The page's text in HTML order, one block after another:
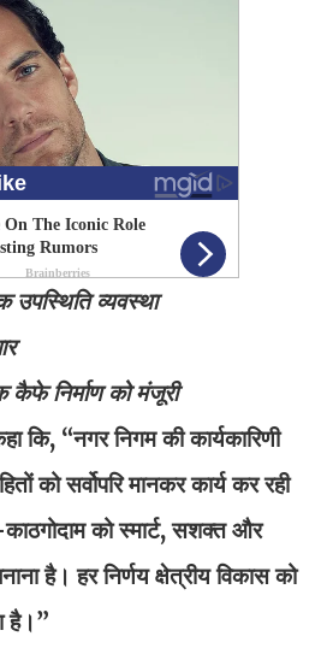
उपस्थिति व्यवस्था
निर्माण को मंजूरी
कि, “नगर निगम की कार्यकारिणी
को सर्वोपरि मानकर कार्य कर रही
काठगोदाम को स्मार्ट, सशक्त और
है। हर निर्णय क्षेत्रीय विकास को
है।”